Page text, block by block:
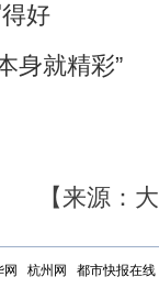
好
身就精彩”
【来源：
网 杭州网 都市快报在线